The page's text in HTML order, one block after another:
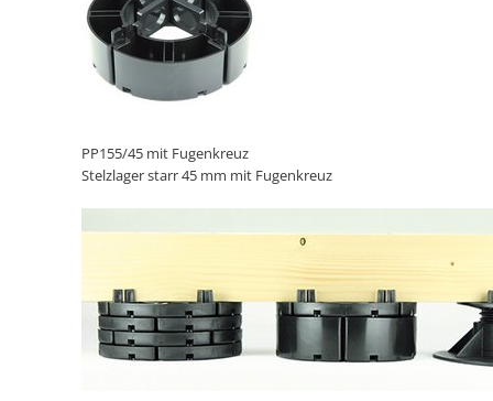
PP155/45 mit Fugenkreuz
Stelzlager starr 45 mm mit Fugenkreuz